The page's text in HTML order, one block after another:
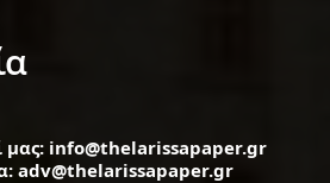
μας: info@thelarissapaper.gr
adv@thelarissapaper.gr